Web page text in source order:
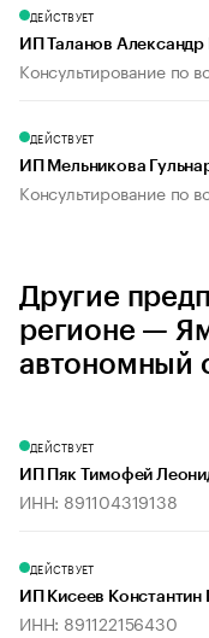
ДЕЙСТВУЕТ
ИП Таланов
Консультирование по
ДЕЙСТВУЕТ
ИП Мельникова
Консультирование по
Другие
регионе —
автономный
ДЕЙСТВУЕТ
ИП Пяк Тимофей
ИНН: 891104319138
ДЕЙСТВУЕТ
ИП Кисеев Константин
ИНН: 891122156430